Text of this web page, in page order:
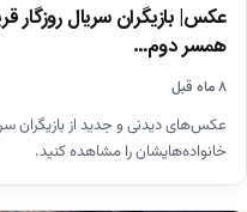
عکس| بازیگران سریال روزگار
همسر دوم…
۸ ماه قبل
عکس‌های دیدنی و جدید از بازیگران
خانواده‌هایشان را مشاهده کنید.